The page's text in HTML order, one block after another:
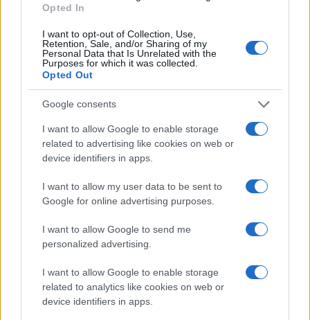
Opted In
I want to opt-out of Collection, Use,
Retention, Sale, and/or Sharing of my
Personal Data that Is Unrelated with the
Purposes for which it was collected.
Opted Out
Google consents
I want to allow Google to enable storage
related to advertising like cookies on web or
device identifiers in apps.
I want to allow my user data to be sent to
Google for online advertising purposes.
I want to allow Google to send me
personalized advertising.
I want to allow Google to enable storage
related to analytics like cookies on web or
device identifiers in apps.
Gallura
Incidente Olbia, poliziotto in vacanza salva 6
persone: due bimbi tra i feriti
Red Valley Festival, musica no-stop a Olbia fino
alle 5